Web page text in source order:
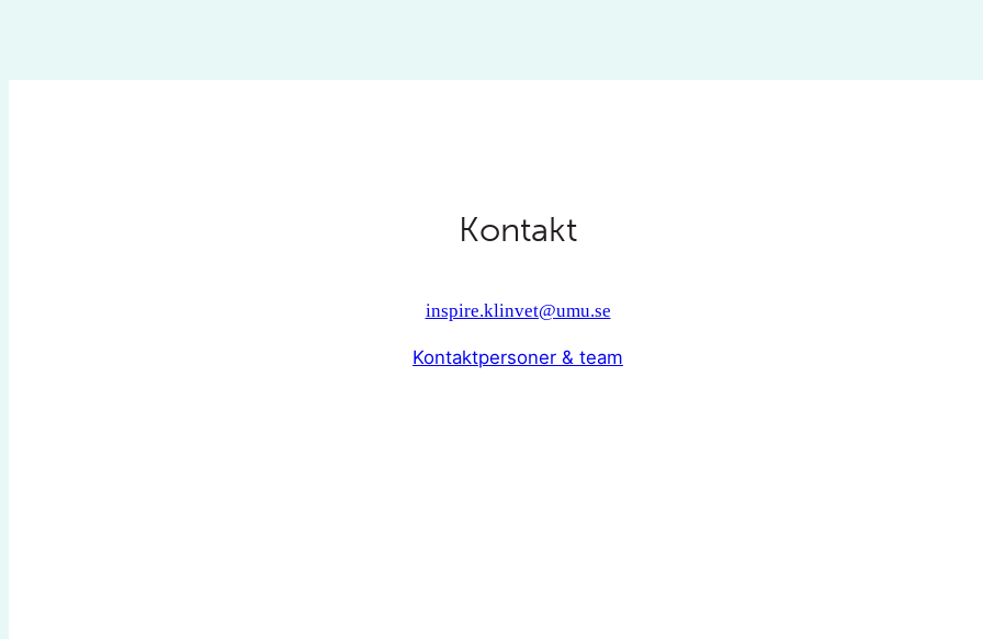
Kontakt
inspire.klinvet@umu.se
Kontaktpersoner & team